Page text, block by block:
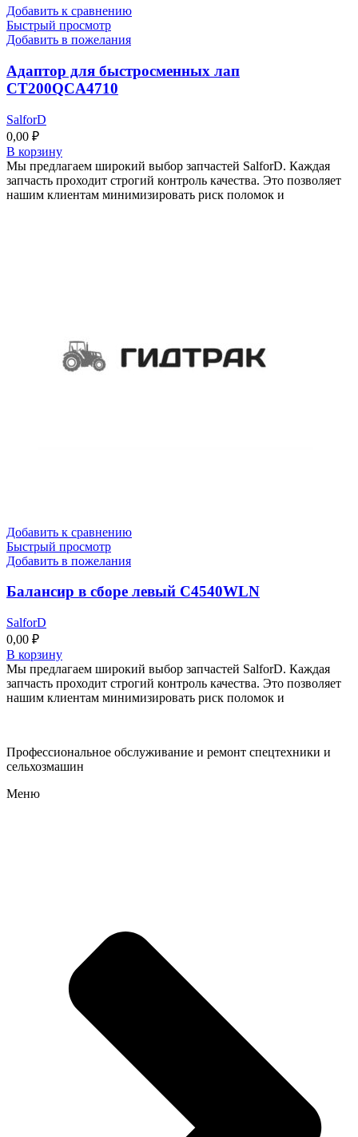
Добавить к сравнению
Быстрый просмотр
Добавить в пожелания
Адаптор для быстросменных лап
CT200QCA4710
SalforD
0,00 ₽
В корзину
Мы предлагаем широкий выбор запчастей SalforD. Каждая
запчасть проходит строгий контроль качества. Это позволяет
нашим клиентам минимизировать риск поломок и
Добавить к сравнению
Быстрый просмотр
Добавить в пожелания
Балансир в сборе левый C4540WLN
SalforD
0,00 ₽
В корзину
Мы предлагаем широкий выбор запчастей SalforD. Каждая
запчасть проходит строгий контроль качества. Это позволяет
нашим клиентам минимизировать риск поломок и
Профессиональное обслуживание и ремонт спецтехники и
сельхозмашин
Меню